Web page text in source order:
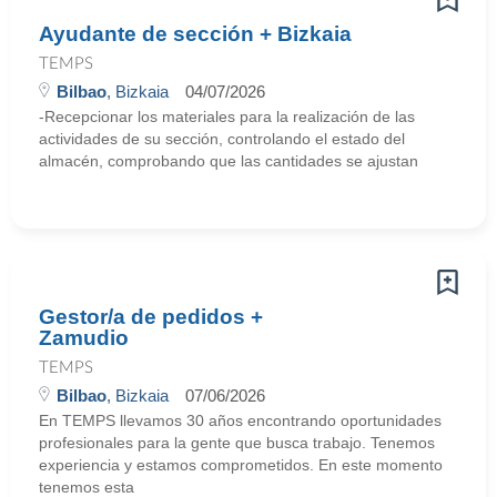
Ayudante de sección + Bizkaia
TEMPS
Bilbao, Bizkaia 04/07/2026
-Recepcionar los materiales para la realización de las
actividades de su sección, controlando el estado del
almacén, comprobando que las cantidades se ajustan
Gestor/a de pedidos +
Zamudio
TEMPS
Bilbao, Bizkaia 07/06/2026
En TEMPS llevamos 30 años encontrando oportunidades
profesionales para la gente que busca trabajo. Tenemos
experiencia y estamos comprometidos. En este momento
tenemos esta